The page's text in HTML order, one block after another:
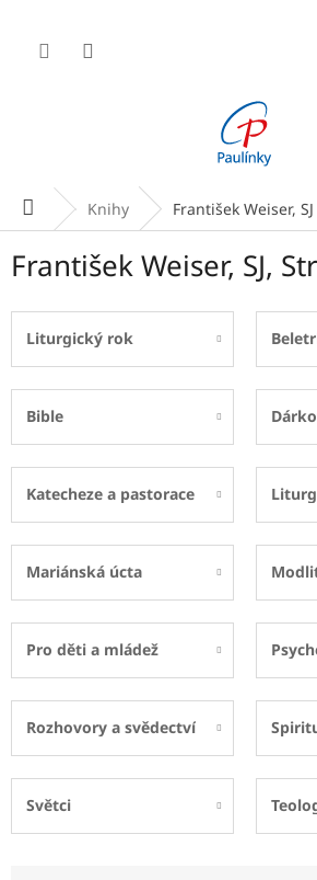
obsah
Domů Knihy František Weiser, SJ
František Weiser, SJ,
Liturgický rok
Bible
Katecheze a pastorace
Mariánská úcta
Pro děti a mládež
Rozhovory a svědectví
Světci